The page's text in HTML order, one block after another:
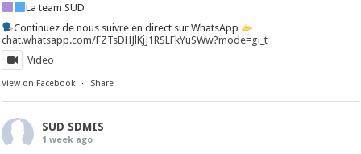
La team SUD
Continuez de nous suivre en direct sur WhatsApp
chat.whatsapp.com/FZTsDHJlKjJ1RSLFkYuSWw?mode=gi_t
Video
View on Facebook · Share
SUD SDMIS
1 week ago